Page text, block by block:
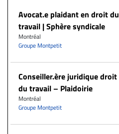
Avocat.e plaidant en droit du
travail | Sphère syndicale
Montréal
Groupe Montpetit
Conseiller.ère juridique droit
du travail – Plaidoirie
Montréal
Groupe Montpetit